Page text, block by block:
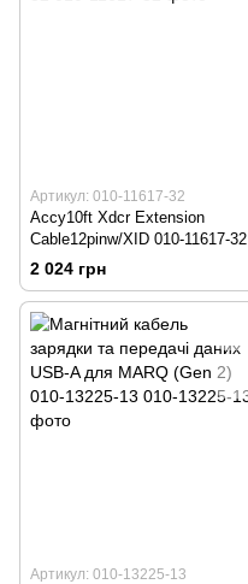
Артикул: 010-11617-32
Accy10ft Xdcr Extension
Cable12pinw/XID 010-11617-32
2 024 грн
Артикул: 010-13225-13